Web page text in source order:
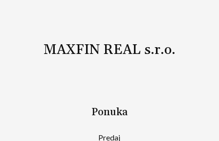
MAXFIN REAL s.r.o.
Ponuka
Predaj